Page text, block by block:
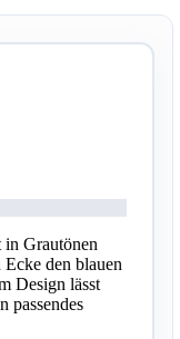
Grautönen
den blauen
Design lässt
passendes